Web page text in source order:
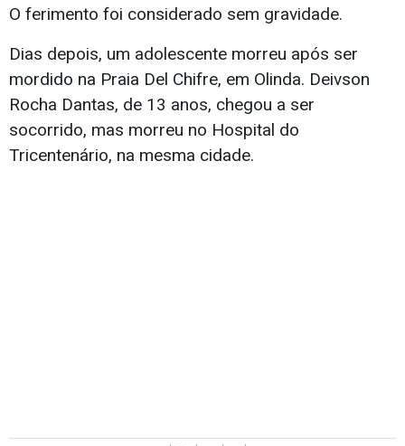
O ferimento foi considerado sem gravidade.
Dias depois, um adolescente morreu após ser
mordido na Praia Del Chifre, em Olinda. Deivson
Rocha Dantas, de 13 anos, chegou a ser
socorrido, mas morreu no Hospital do
Tricentenário, na mesma cidade.